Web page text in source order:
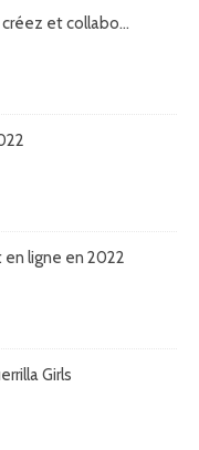
et collabo...
en ligne en 2022
Girls